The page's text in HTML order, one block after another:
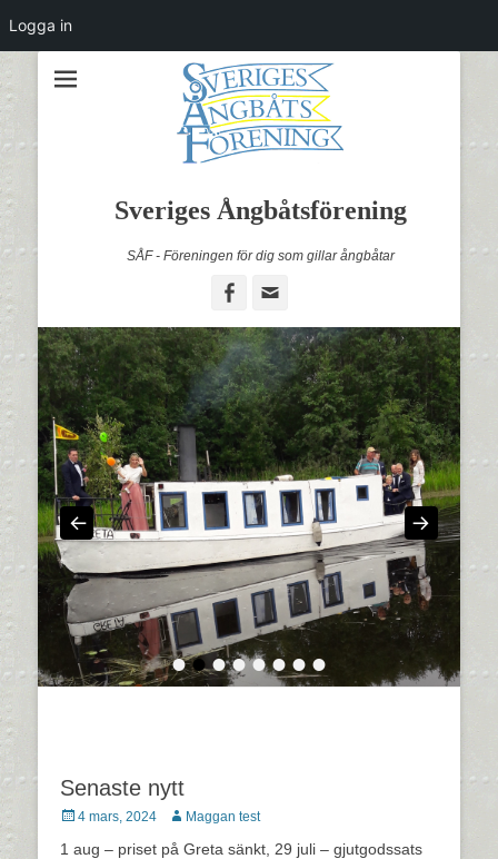
Sveriges Ångbåtsförening
SÅF - Föreningen för dig som gillar ångbåtar
Facebook
••••••••
Senaste nytt
Postades
4 mars, 2024 Författare
Maggan test
1 aug – priset på Greta sänkt, 29 juli – gjutgodssats
Logga in